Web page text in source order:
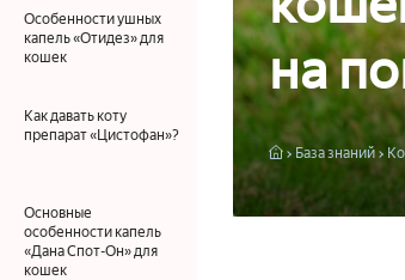
Особенности ушных
капель «Отидез» для
кошек
Как давать коту
препарат «Цистофан»?
Основные
особенности капель
«Дана Спот-Он» для
кошек
на
База знаний